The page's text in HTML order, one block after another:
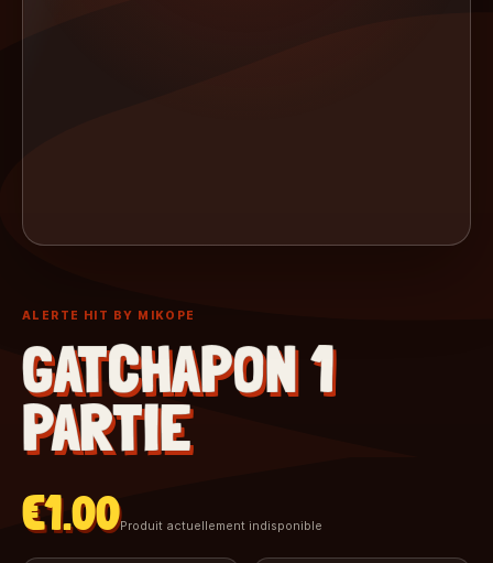
ALERTE HIT BY MIKOPE
GATCHAPON 1
PARTIE
€1.00Produit actuellement indisponible